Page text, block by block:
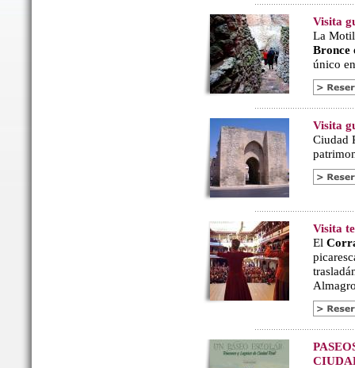
Visita
La
Bronce
único
Visita
Ciudad
Visita
El